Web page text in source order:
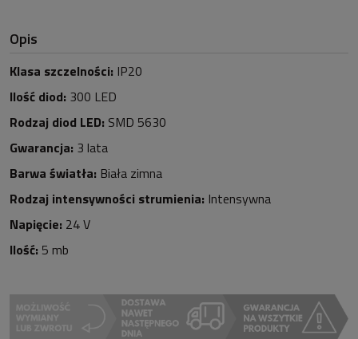
Opis
Klasa szczelności: IP20
Ilość diod: 300 LED
Rodzaj diod LED: SMD 5630
Gwarancja: 3 lata
Barwa światła: Biała zimna
Rodzaj intensywności strumienia: Intensywna
Napięcie: 24 V
Ilość: 5 mb